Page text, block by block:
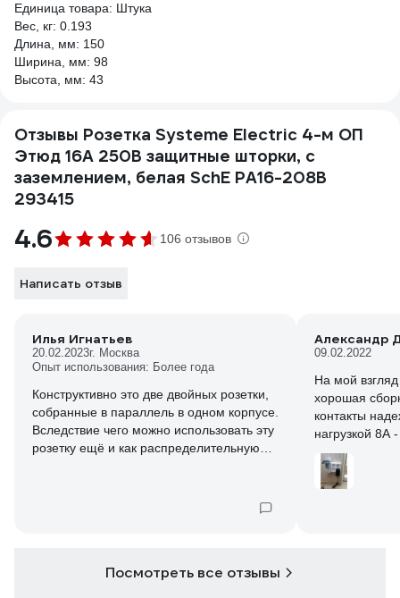
Единица товара: Штука
Вес, кг: 0.193
Длина, мм: 150
Ширина, мм: 98
Высота, мм: 43
Отзывы Розетка Systeme Electric 4-м ОП
Этюд 16А 250В защитные шторки, с
заземлением, белая SchE PA16-208B
293415
4.6 106 отзывов
Написать отзыв
Илья Игнатьев
20.02.2023г. Москва
Опыт использования: Более года
Конструктивно это две двойных розетки,
собранные в параллель в одном корпусе.
Вследствие чего можно использовать эту
розетку ещё и как распределительную
наилучшего контакта.
Александр
09.02.2022
На мой
хорошая
контакты
нагрузкой 8А
Посмотреть все отзывы